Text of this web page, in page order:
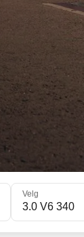
Velg
3.0 V6 340